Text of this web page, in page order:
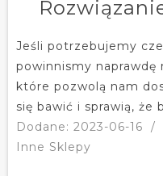
Jeśli potrzebujemy
powinnismy naprawdę
które pozwolą nam
się bawić i sprawią, że
Dodane: 2023-06-16
/
Inne Sklepy